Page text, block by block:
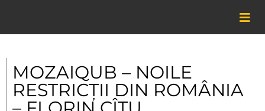
content
MOZAIQUB – NOILE
RESTRICȚII DIN ROMÂNIA